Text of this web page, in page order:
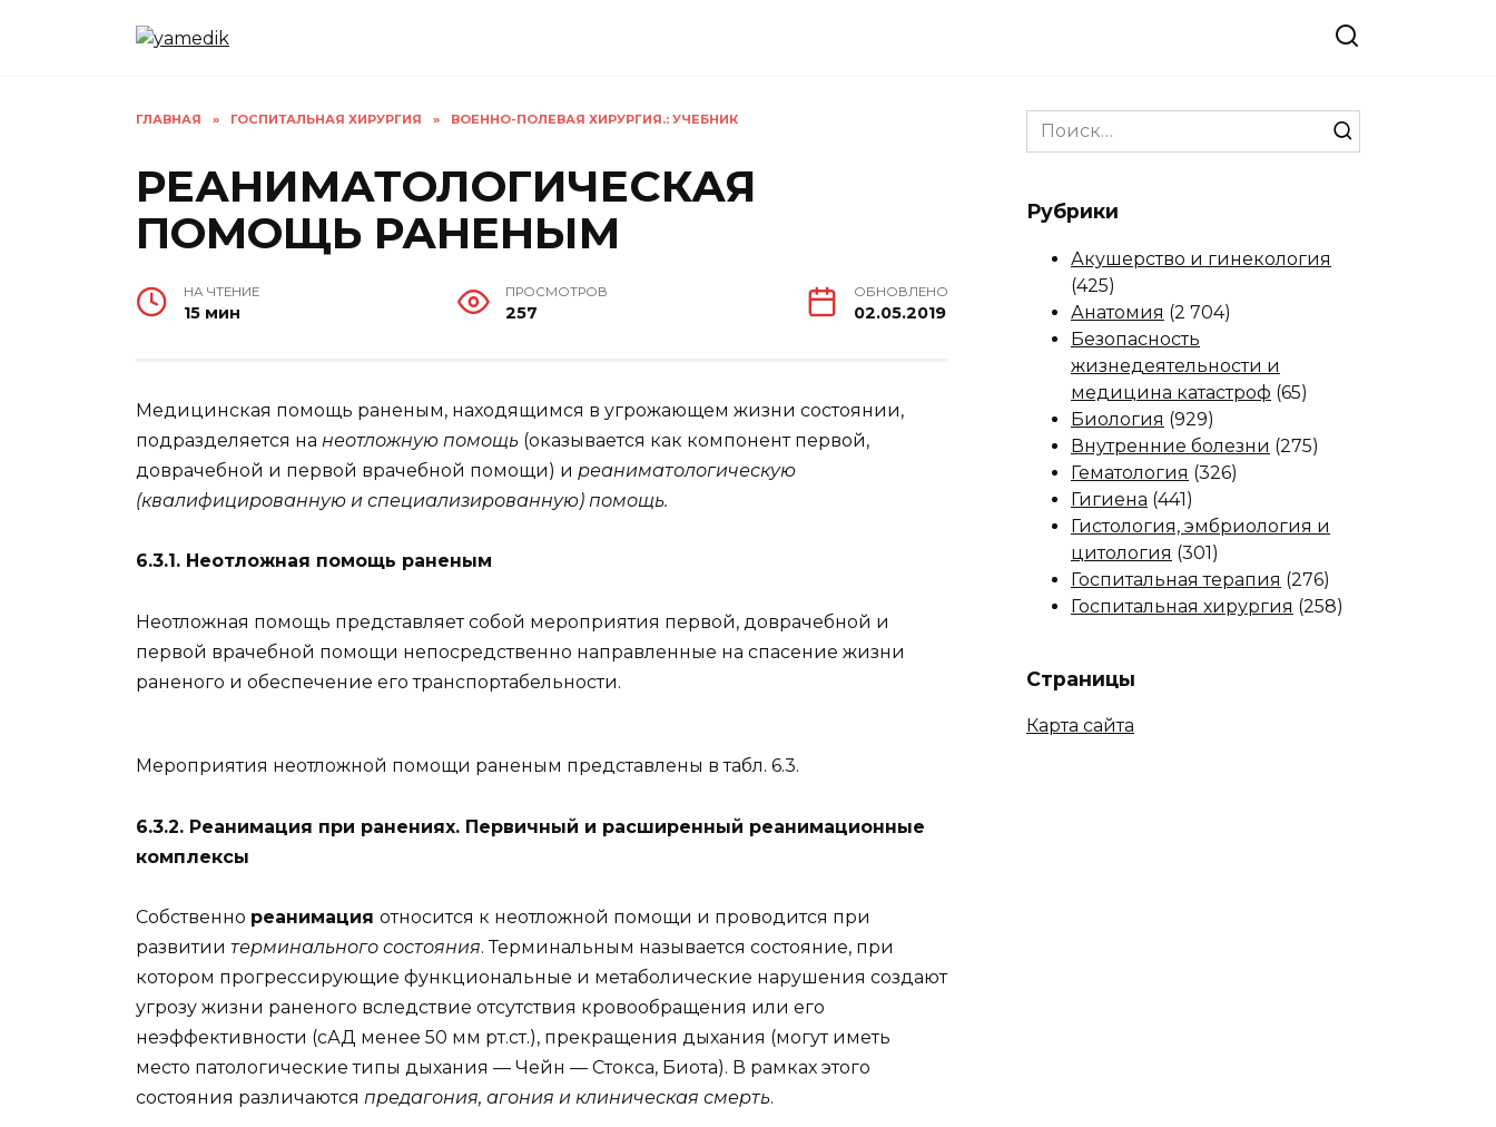
ГЛАВНАЯ » ГОСПИТАЛЬНАЯ ХИРУРГИЯ » ВОЕННО-ПОЛЕВАЯ ХИРУРГИЯ.: УЧЕБНИК
РЕАНИМАТОЛОГИЧЕСКАЯ
ПОМОЩЬ РАНЕНЫМ
НА ЧТЕНИЕ
15 мин
ПРОСМОТРОВ
257
ОБНОВЛЕНО
02.05.2019
Медицинская помощь раненым, находящимся в угрожающем жизни состоянии,
подразделяется на неотложную помощь (оказывается как компонент первой,
доврачебной и первой врачебной помощи) и реаниматологическую
(квалифицированную и специализированную) помощь.
6.3.1. Неотложная помощь раненым
Неотложная помощь представляет собой мероприятия первой, доврачебной и
первой врачебной помощи непосредственно направленные на спасение жизни
раненого и обеспечение его транспортабельности.
Мероприятия неотложной помощи раненым представлены в табл. 6.3.
6.3.2. Реанимация при ранениях. Первичный и расширенный реанимационные
комплексы
Собственно реанимация относится к неотложной помощи и проводится при
развитии терминального состояния. Терминальным называется состояние, при
котором прогрессирующие функциональные и метаболические нарушения создают
угрозу жизни раненого вследствие отсутствия кровообращения или его
неэффективности (сАД менее 50 мм рт.ст.), прекращения дыхания (могут иметь
место патологические типы дыхания — Чейн — Стокса, Биота). В рамках этого
состояния различаются предагония, агония и клиническая смерть.
Search
for:
Рубрики
Акушерство и гинекология
(425)
Анатомия (2 704)
Безопасность
жизнедеятельности и
медицина катастроф (65)
Биология (929)
Внутренние болезни (275)
Гематология (326)
Гигиена (441)
Гистология, эмбриология и
цитология (301)
Госпитальная терапия (276)
Госпитальная хирургия (258)
Страницы
Карта сайта